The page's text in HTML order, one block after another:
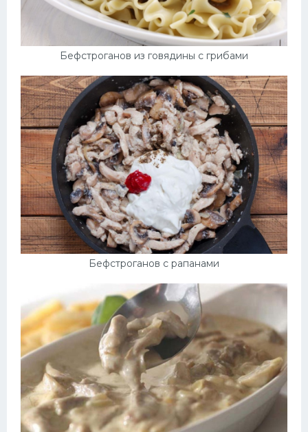
Бефстроганов из говядины с грибами
Бефстроганов с рапанами